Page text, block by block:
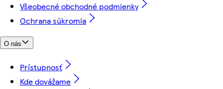
Všeobecné obchodné podmienky
Ochrana súkromia
O nás
Prístupnosť
Kde dovážame